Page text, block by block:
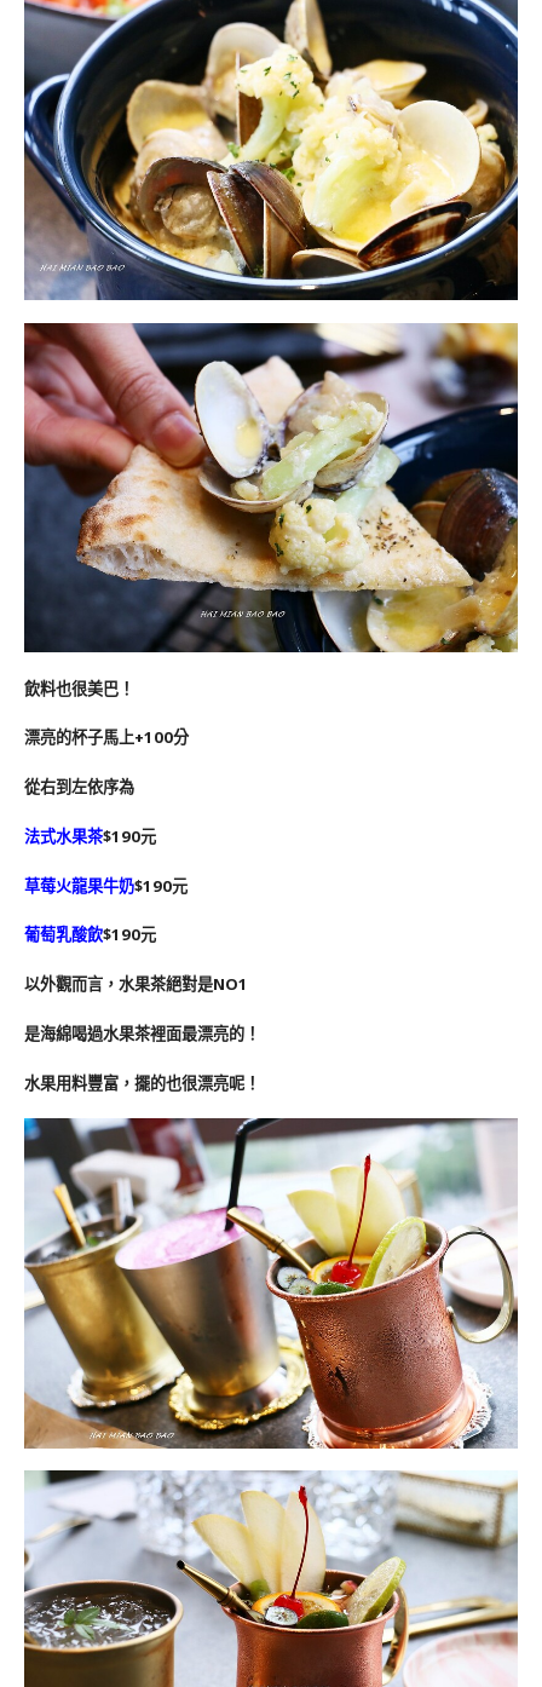
飲料也很美巴！
漂亮的杯子馬上+100分
從右到左依序為
法式水果茶$190元
草莓火龍果牛奶$190元
葡萄乳酸飲$190元
以外觀而言，水果茶絕對是NO1
是海綿喝過水果茶裡面最漂亮的！
水果用料豐富，擺的也很漂亮呢！